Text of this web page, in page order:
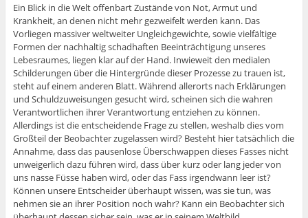
Ein Blick in die Welt offenbart Zustände von Not, Armut und
Krankheit, an denen nicht mehr gezweifelt werden kann. Das
Vorliegen massiver weltweiter Ungleichgewichte, sowie vielfältige
Formen der nachhaltig schadhaften Beeinträchtigung unseres
Lebesraumes, liegen klar auf der Hand. Inwieweit den medialen
Schilderungen über die Hintergründe dieser Prozesse zu trauen ist,
steht auf einem anderen Blatt. Während allerorts nach Erklärungen
und Schuldzuweisungen gesucht wird, scheinen sich die wahren
Verantwortlichen ihrer Verantwortung entziehen zu können.
Allerdings ist die entscheidende Frage zu stellen, weshalb dies vom
Großteil der Beobachter zugelassen wird? Besteht hier tatsächlich die
Annahme, dass das pausenlose Überschwappen dieses Fasses nicht
unweigerlich dazu führen wird, dass über kurz oder lang jeder von
uns nasse Füsse haben wird, oder das Fass irgendwann leer ist?
Können unsere Entscheider überhaupt wissen, was sie tun, was
nehmen sie an ihrer Position noch wahr? Kann ein Beobachter sich